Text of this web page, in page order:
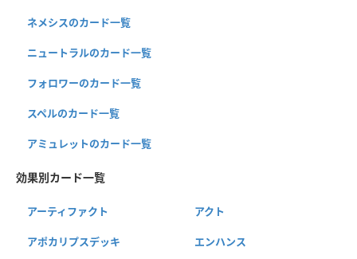
ネメシスのカード一覧
ニュートラルのカード一覧
フォロワーのカード一覧
スペルのカード一覧
アミュレットのカード一覧
効果別カード一覧
アーティファクト アクト
アポカリプスデッキ エンハンス